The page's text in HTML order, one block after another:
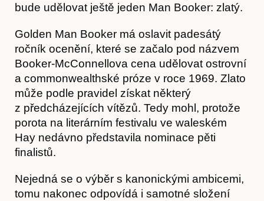
Články
bude udělovat ještě jeden Man Booker: zlatý.
Golden Man Booker má oslavit padesátý
ročník ocenění, které se začalo pod názvem
Booker-McConnellova cena udělovat ostrovní
a commonwealthské próze v roce 1969. Zlato
může podle pravidel získat některý
z předcházejících vítězů. Tedy mohl, protože
porota na literárním festivalu ve waleském
Hay nedávno představila nominace pěti
finalistů.
Nejedná se o výběr s kanonickými ambicemi,
tomu nakonec odpovídá i samotné složení